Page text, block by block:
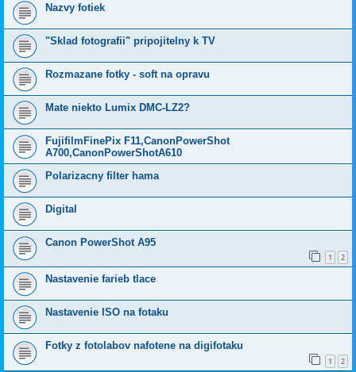
Nazvy fotiek
"Sklad fotografii" pripojitelny k TV
Rozmazane fotky - soft na opravu
Mate niekto Lumix DMC-LZ2?
FujifilmFinePix F11,CanonPowerShot
A700,CanonPowerShotA610
Polarizacny filter hama
Digital
Canon PowerShot A95
1 2
Nastavenie farieb tlace
Nastavenie ISO na fotaku
Fotky z fotolabov nafotene na digifotaku
1 2